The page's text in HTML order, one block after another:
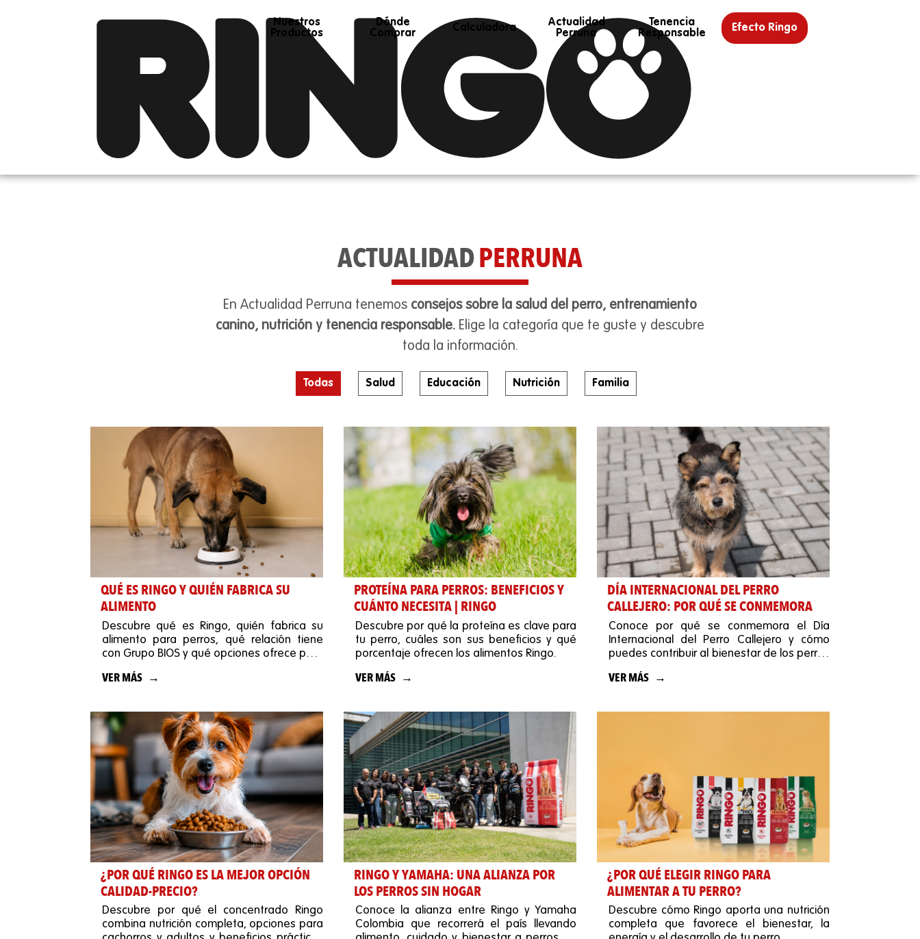
Nuestros
Productos
Dónde
Comprar
Calculadora
Actualidad
Perruna
Tenencia
Responsable
Efecto Ringo
ACTUALIDADPERRUNA
En Actualidad Perruna tenemos consejos sobre la salud del perro, entrenamiento
canino, nutrición y tenencia responsable. Elige la categoría que te guste y descubre
toda la información.
Todas Salud Educación Nutrición Familia
QUÉ ES RINGO Y QUIÉN FABRICA SU
ALIMENTO
Descubre qué es Ringo, quién fabrica su
alimento para perros, qué relación tiene
con Grupo BIOS y qué opciones ofrece para
VER MÁS
PROTEÍNA PARA PERROS: BENEFICIOS Y
CUÁNTO NECESITA | RINGO
Descubre por qué la proteína es clave para
tu perro, cuáles son sus beneficios y qué
porcentaje ofrecen los alimentos Ringo.
VER MÁS
DÍA INTERNACIONAL DEL PERRO
CALLEJERO: POR QUÉ SE CONMEMORA
Conoce por qué se conmemora el Día
Internacional del Perro Callejero y cómo
puedes contribuir al bienestar de los perros
VER MÁS
¿POR QUÉ RINGO ES LA MEJOR OPCIÓN
CALIDAD-PRECIO?
Descubre por qué el concentrado Ringo
combina nutrición completa, opciones para
RINGO Y YAMAHA: UNA ALIANZA POR
LOS PERROS SIN HOGAR
Conoce la alianza entre Ringo y Yamaha
Colombia que recorrerá el país llevando
¿POR QUÉ ELEGIR RINGO PARA
ALIMENTAR A TU PERRO?
Descubre cómo Ringo aporta una nutrición
completa que favorece el bienestar, la